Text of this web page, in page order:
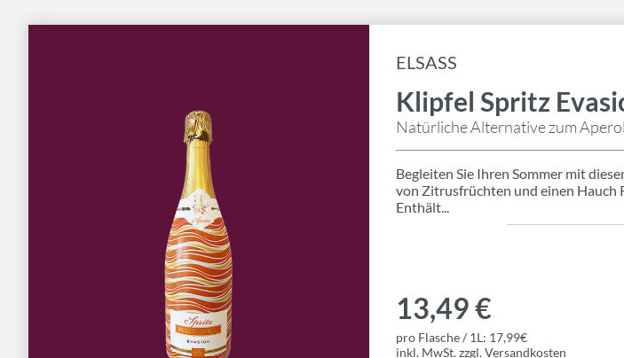
ELSASS
Klipfel Spritz
Natürliche Alternative zum
Begleiten Sie Ihren Sommer mit
von Zitrusfrüchten und einen Hauch
Enthält...
13,49 €
pro Flasche / 1L: 17,99€
inkl. MwSt. zzgl.Versandkosten